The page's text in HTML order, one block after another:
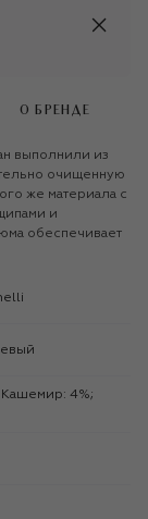
О БРЕНДЕ
выполнили из
очищенную
же материала с
и
обеспечивает